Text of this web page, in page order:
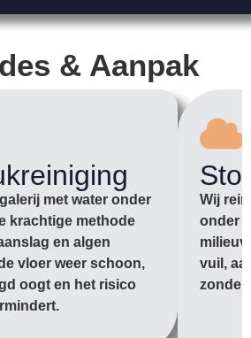
& Aanpak
met water onder
krachtige methode
en algen
vloer weer schoon,
oogt en het risico
Wij
onder
vuil,
zonder